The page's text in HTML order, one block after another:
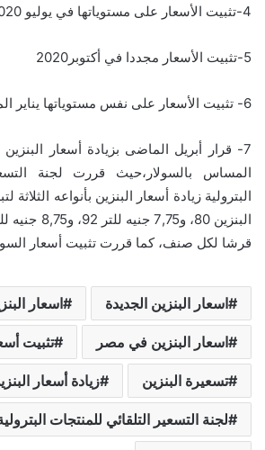
4-تثبيت الأسعار على مستوياتها في يوليو 2020
5-تثبيت الأسعار مجددا في أكتوبر2020
6- تثبيت الأسعار على نفس مستوياتها يناير الماضى
المساس بالسولار،حيث قررت لجنة
قرشا لكل صنف، كما قررت تثبيت أسعار السولار عند 6.75
اسعار البنزين الجديدة اسعار
اسعار البنزين في مصر تثبيت
تسعيرة البنزين زيادة أسعار
لجنة التسعير التلقائي للمنتجات